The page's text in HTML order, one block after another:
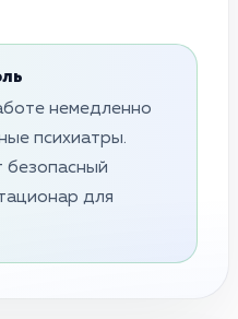
немедленно
психиатры.
безопасный
для